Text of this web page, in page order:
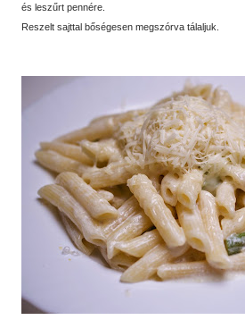
és leszűrt pennére.
Reszelt sajttal bőségesen megszórva tálaljuk.